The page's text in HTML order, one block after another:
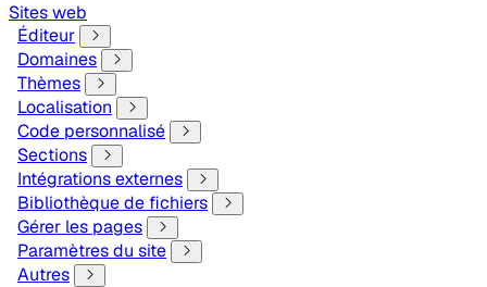
Sites web
Éditeur
Domaines
Thèmes
Localisation
Code personnalisé
Sections
Intégrations externes
Bibliothèque de fichiers
Gérer les pages
Paramètres du site
Autres